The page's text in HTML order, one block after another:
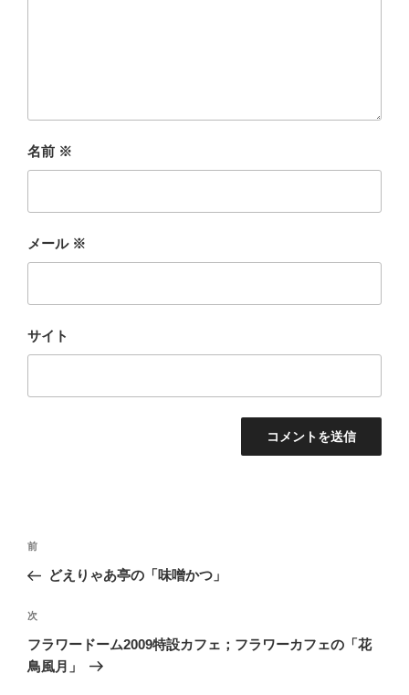
名前 ※
メール ※
サイト
投
ナ
ビ
ゲ
ー
前
の
稿
前
どえりゃあ亭の「味噌かつ」
次
の
投
次
フラワードーム2009特設カフェ；フラワーカフェの「花
鳥風月」